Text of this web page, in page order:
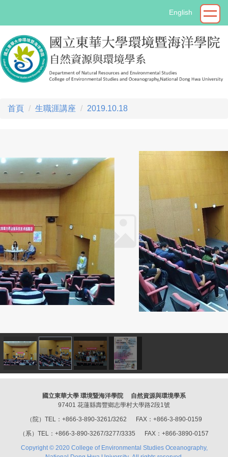
要
內
容
區
English
首頁 生職涯講座 2019.10.18
國立東華大學 環境暨海洋學院 自然資源與環境學系
97401 花蓮縣壽豐鄉志學村大學路2段1號
（院）TEL：+866-3-890-3261/3262 FAX：+866-3-890-0159
（系）TEL：+866-3-890-3267/3277/3335 FAX：+866-3890-0157
Copyright © 2020 College of Environmental Studies Oceanography,